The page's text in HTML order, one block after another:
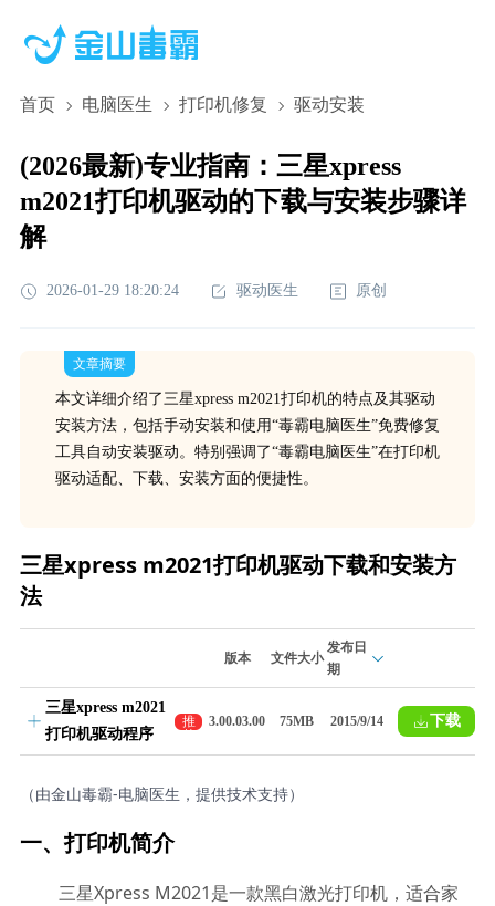
首页 电脑医生 打印机修复 驱动安装
(2026最新)专业指南：三星xpress
m2021打印机驱动的下载与安装步骤详
解
2026-01-29 18:20:24 驱动医生 原创
文章摘要
本文详细介绍了三星xpress m2021打印机的特点及其驱动
安装方法，包括手动安装和使用“毒霸电脑医生”免费修复
工具自动安装驱动。特别强调了“毒霸电脑医生”在打印机
驱动适配、下载、安装方面的便捷性。
三星xpress m2021打印机驱动下载和安装方
法
版本 文件大小
发布日
期
三星xpress m2021
打印机驱动程序
推
荐
3.00.03.00 75MB 2015/9/14 下载
（由金山毒霸-电脑医生，提供技术支持）
一、打印机简介
三星Xpress M2021是一款黑白激光打印机，适合家